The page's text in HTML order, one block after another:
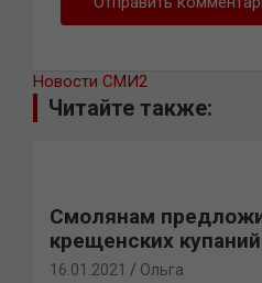
Новости СМИ2
Читайте также:
Смолянам
крещенских
16.01.2021 Ольга